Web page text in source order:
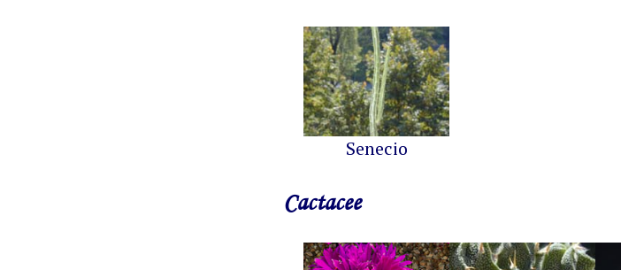
Senecio
Cactacee